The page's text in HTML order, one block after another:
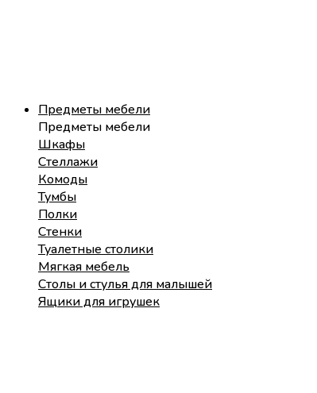
Предметы мебели
Предметы мебели
Шкафы
Стеллажи
Комоды
Тумбы
Полки
Стенки
Туалетные столики
Мягкая мебель
Столы и стулья для малышей
Ящики для игрушек